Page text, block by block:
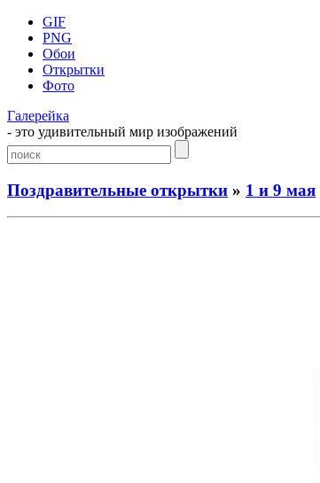
GIF
PNG
Обои
Открытки
Фото
Галерейка
- это удивительный мир изображений
Поздравительные открытки » 1 и 9 мая